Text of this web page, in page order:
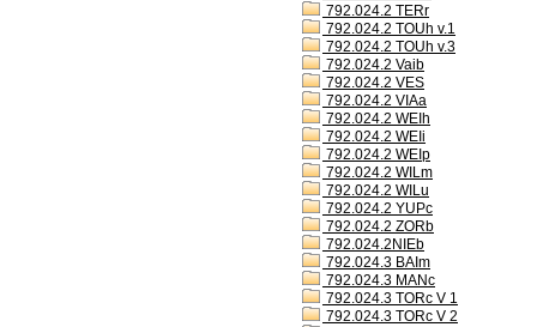
792.024.2 TERr
792.024.2 TOUh v.1
792.024.2 TOUh v.3
792.024.2 Vaib
792.024.2 VES
792.024.2 VIAa
792.024.2 WEIh
792.024.2 WEIi
792.024.2 WEIp
792.024.2 WILm
792.024.2 WILu
792.024.2 YUPc
792.024.2 ZORb
792.024.2NIEb
792.024.3 BAIm
792.024.3 MANc
792.024.3 TORc V 1
792.024.3 TORc V 2